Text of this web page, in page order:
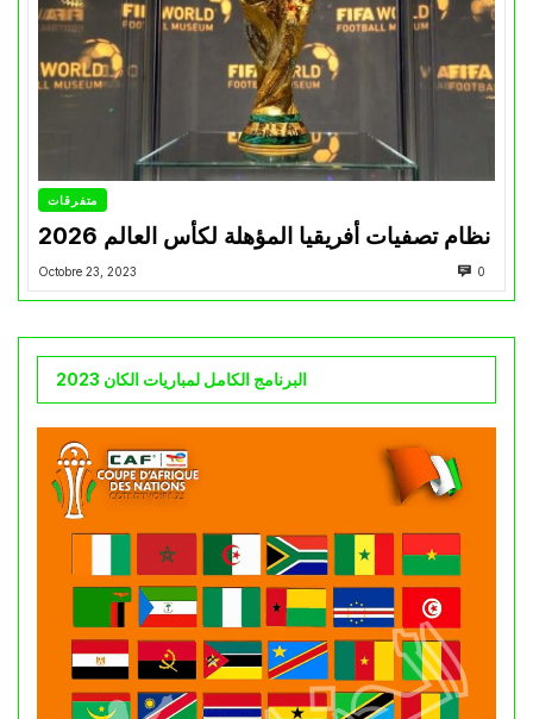
متفرقات
نظام تصفيات أفريقيا المؤهلة لكأس العالم 2026
Octobre 23, 2023 0
البرنامج الكامل لمباريات الكان 2023